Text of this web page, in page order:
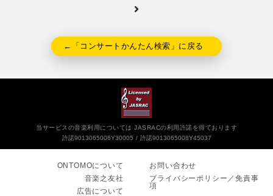
←「コンサートかんたん検索」に戻る
当サービスの音楽利用については JASRACの利用許諾を得ております
許諾9013065006Y30005
許諾9013065008Y45037
ONTOMOについて
音楽之友社
広告について
お問い合わせ
プライバシーポリシー／免責事
項